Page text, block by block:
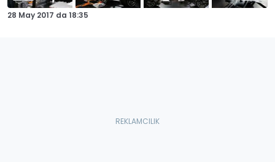
28 May 2017 da 18:35